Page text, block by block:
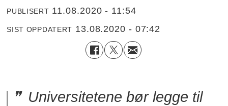
PUBLISERT 11.08.2020 - 11:54
SIST OPPDATERT 13.08.2020 - 07:42
Universitetene bør legge til